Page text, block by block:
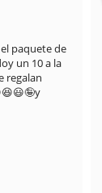
sino
de la